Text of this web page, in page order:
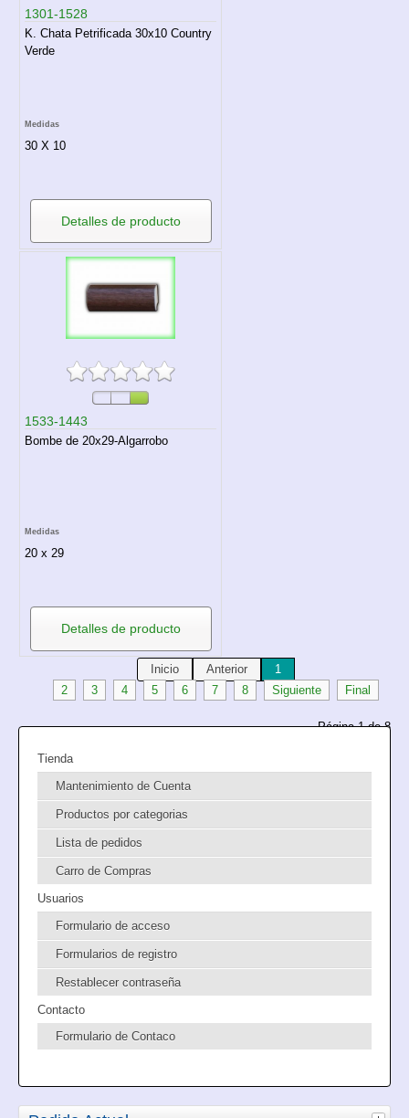
1301-1528
K. Chata Petrificada 30x10 Country
Verde
Medidas
30 X 10
Detalles de producto
1533-1443
Bombe de 20x29-Algarrobo
Medidas
20 x 29
Detalles de producto
Inicio Anterior
1
2
3 4 5 6 7 8 Siguiente Final
Página 1 de 8
Tienda
Mantenimiento de Cuenta
Productos por categorias
Lista de pedidos
Carro de Compras
Usuarios
Formulario de acceso
Formularios de registro
Restablecer contraseña
Contacto
Formulario de Contaco